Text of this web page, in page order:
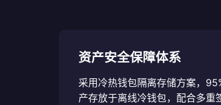
资产安全保障体系
采用冷热钱包隔离存储方案，
产存放于离线冷钱包，配合多重